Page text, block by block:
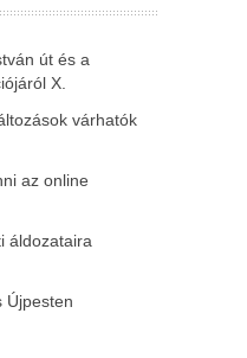
út és a
X.
várhatók
az online
áldozataira
Újpesten